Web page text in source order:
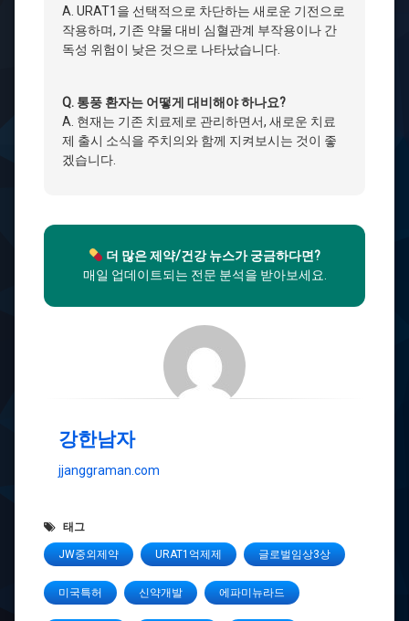
A. URAT1을 선택적으로 차단하는 새로운 기전으로
작용하며, 기존 약물 대비 심혈관계 부작용이나 간
독성 위험이 낮은 것으로 나타났습니다.
Q. 통풍 환자는 어떻게 대비해야 하나요?
A. 현재는 기존 치료제로 관리하면서, 새로운 치료
제 출시 소식을 주치의와 함께 지켜보시는 것이 좋
겠습니다.
더 많은 제약/건강 뉴스가 궁금하다면?
매일 업데이트되는 전문 분석을 받아보세요.
강한남자
jjanggraman.com
태그
JW중외제약 URAT1억제제 글로벌임상3상
미국특허 신약개발 에파미뉴라드